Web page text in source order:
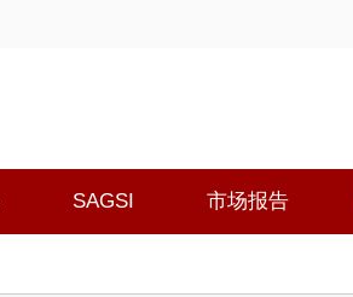
SAGSI 市场报告